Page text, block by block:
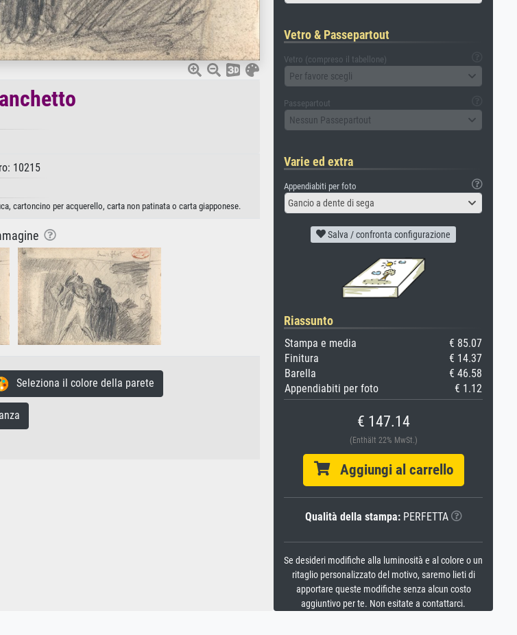
10215
cartoncino per acquerello, carta non patinata o carta giapponese.
Seleziona il colore della parete
Vetro & Passepartout
Vetro (compreso il tabellone)
Per favore scegli
Passepartout
Nessun Passepartout
Varie ed extra
Appendiabiti per foto
Gancio a dente di sega
Salva / confronta configurazione
Riassunto
Stampa e media
€ 85.07
Finitura
€ 14.37
Barella
€ 46.58
Appendiabiti per foto
€ 1.12
€ 147.14
(Enthält 22% MwSt.)
Aggiungi al carrello
Qualità della stampa:PERFETTA
Se desideri modifiche alla luminosità e al colore o un
ritaglio personalizzato del motivo, saremo lieti di
apportare queste modifiche senza alcun costo
aggiuntivo per te. Non esitate a contattarci.